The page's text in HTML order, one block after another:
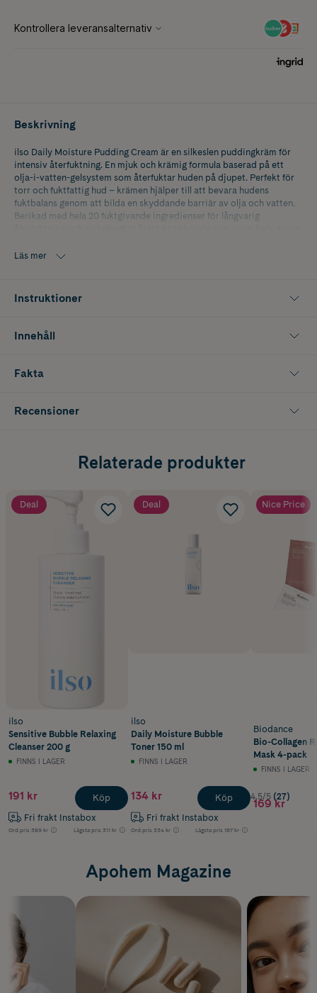
Beskrivning
ilso Daily Moisture Pudding Cream är en silkeslen puddingkräm för
intensiv återfuktning. En mjuk och krämig formula baserad på ett
olja-i-vatten-gelsystem som återfuktar huden på djupet. Perfekt för
torr och fuktfattig hud – krämen hjälper till att bevara hudens
fuktbalans genom att bilda en skyddande barriär av olja och vatten.
Berikad med hela 20 fuktgivande ingredienser för långvarig
silkeslen film på huden för en smidig applicering. Med sin hudvänliga
Storlek: 50 ml
K-Beauty är koreansk hudvård med naturliga och innovativa
ingredienser som ger snabba resultat.
Läs mer
Instruktioner
Innehåll
Fakta
Recensioner
Relaterade produkter
Deal
ilso
Sensitive Bubble Relaxing
Cleanser 200 g
FINNS I LAGER
191 kr
Fri frakt Instabox
Ord.pris 389 kr Lägsta pris 311 kr
Köp
Deal
ilso
Daily Moisture Bubble
Toner 150 ml
FINNS I LAGER
134 kr
Fri frakt Instabox
Ord.pris 334 kr Lägsta pris 167 kr
Köp
Nice Price
Biodance
Bio-Collagen
Mask 4-pack
FINNS I LAGER
4.5/5 (27)
169 kr
Apohem Magazine